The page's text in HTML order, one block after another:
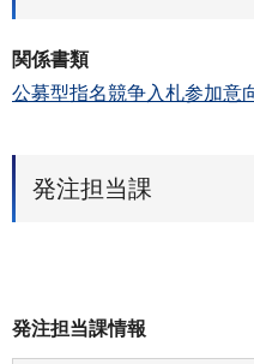
関係書類
公募型指名競争入札参加意
発注担当課
発注担当課情報